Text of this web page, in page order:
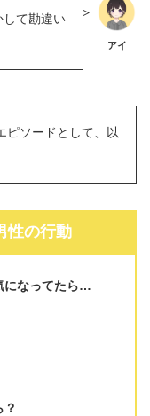
して勘違い
アイ
ピソードとして、以
性の行動
になってたら…